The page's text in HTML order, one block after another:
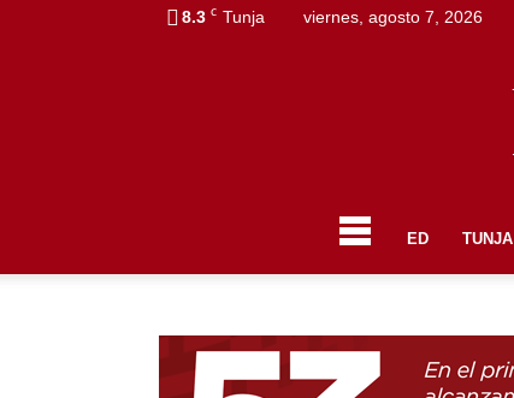
8.3 C Tunja viernes, agosto 7, 2026
ED TUNJA